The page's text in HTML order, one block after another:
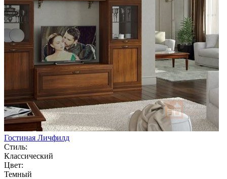
Гостиная Личфилд
Стиль:
Классический
Цвет:
Темный